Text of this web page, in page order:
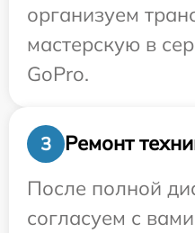
организуем
мастерскую в
GoPro.
3
Ремонт
После полной
согласуем с